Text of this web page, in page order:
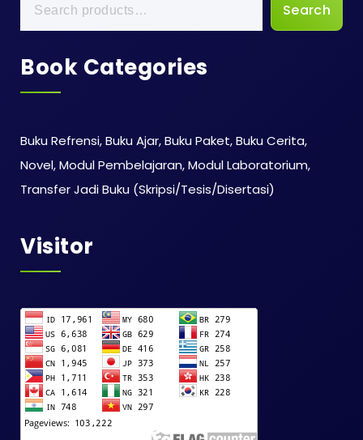
Search
Book Categories
Buku Refrensi, Buku Ajar, Buku Paket, Buku Cerita,
Novel, Modul Pembelajaran, Modul Laboratorium,
Transfer Jadi Buku (Skripsi/Tesis/Disertasi)
Visitor